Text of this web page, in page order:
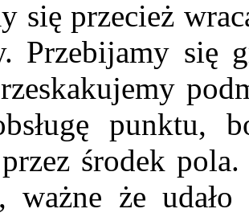
się przecież
Przebijamy się
punktu,
środek
ważne że